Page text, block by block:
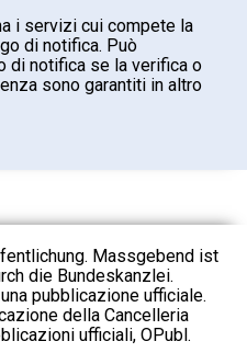
i servizi cui compete la
di notifica. Può
di notifica se la verifica o
sono garantiti in altro
Massgebend ist
die Bundeskanzlei.
pubblicazione ufficiale.
della Cancelleria
ufficiali, OPubl.